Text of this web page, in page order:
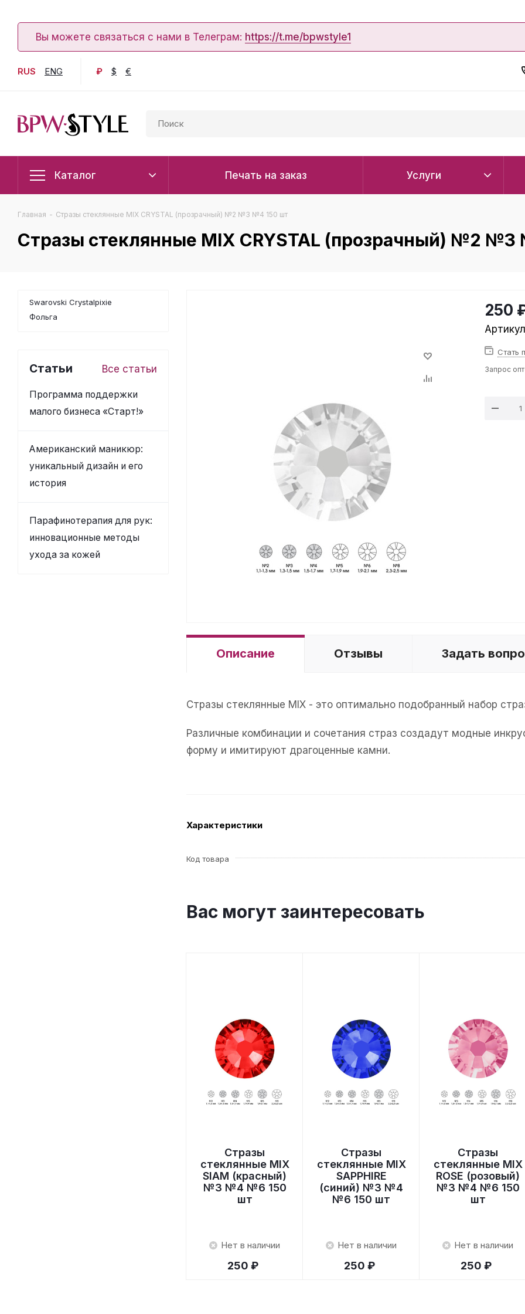
Вы можете связаться с нами в Телеграм: https://t.me/bpwstyle1
RUS ENG ₽ $ €
Каталог Печать на заказ Услуги
Главная - Стразы стеклянные MIX CRYSTAL (прозрачный) №2 №3 №4 150 шт
Стразы стеклянные MIX CRYSTAL (прозрачный) №2
250
Стать
Запрос
Описание Отзывы Задать
Стразы стеклянные MIX - это оптимально подобранный набор
Различные комбинации и сочетания страз создадут модные
форму и имитируют драгоценные камни.
Характеристики
Код товара
Вас могут заинтересовать
Стразы
стеклянные MIX
SIAM (красный)
№3 №4 №6 150
шт
Нет в наличии
250 ₽
Стразы
стеклянные MIX
SAPPHIRE
(синий) №3 №4
№6 150 шт
Нет в наличии
250 ₽
Стразы
стеклянные MIX
ROSE (розовый)
№3 №4 №6 150
шт
Нет в наличии
250 ₽
Swarovski Crystalpixie
Фольга
Статьи Все статьи
Программа поддержки
малого бизнеса «Старт!»
Американский маникюр:
уникальный дизайн и его
история
Парафинотерапия для рук:
инновационные методы
ухода за кожей